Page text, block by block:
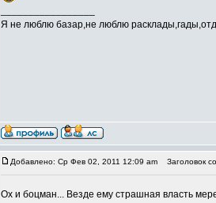
Я не люблю базар,не люблю
Добавлено: Ср Фев 02, 2011 12:09 am Заголовок
Ох и боцман... Везде ему страшная власть